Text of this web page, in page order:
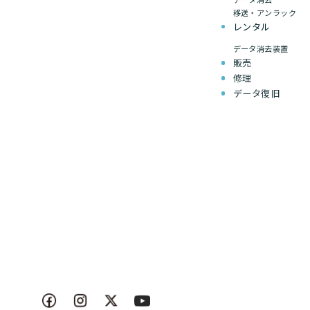
移送・アンラック
レンタル
データ消去装置
販売
修理
データ復旧